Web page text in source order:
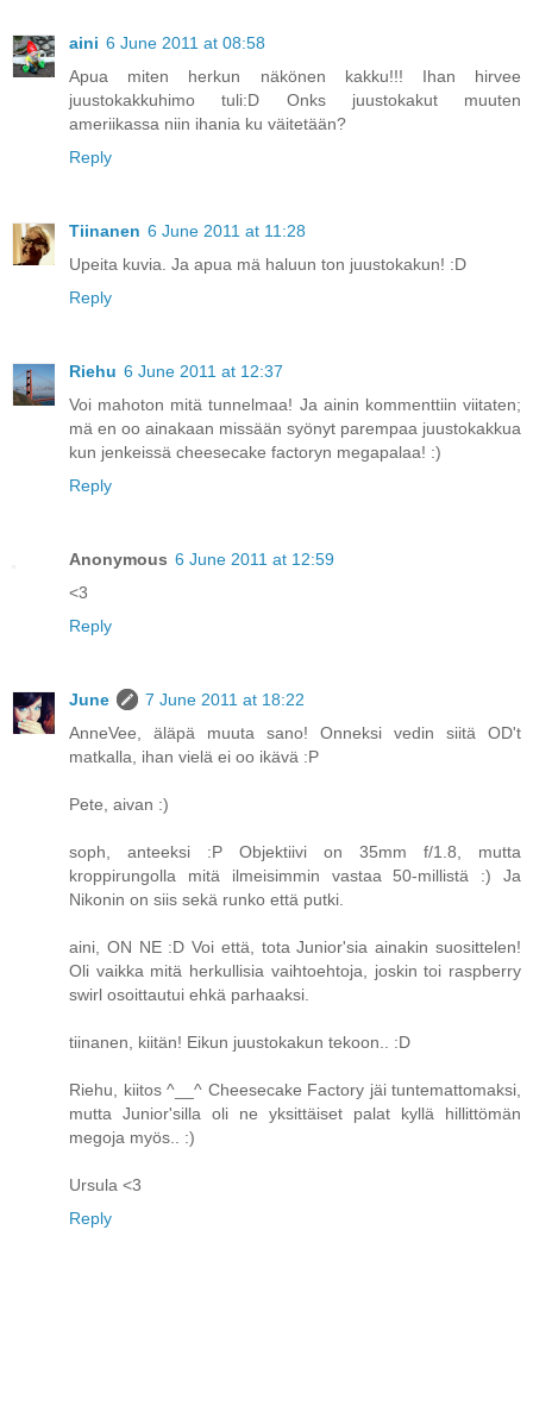
aini 6 June 2011 at 08:58
Apua miten herkun näkönen kakku!!! Ihan hirvee
juustokakkuhimo tuli:D Onks juustokakut muuten
ameriikassa niin ihania ku väitetään?
Reply
Tiinanen 6 June 2011 at 11:28
Upeita kuvia. Ja apua mä haluun ton juustokakun! :D
Reply
Riehu 6 June 2011 at 12:37
Voi mahoton mitä tunnelmaa! Ja ainin kommenttiin viitaten;
mä en oo ainakaan missään syönyt parempaa juustokakkua
kun jenkeissä cheesecake factoryn megapalaa! :)
Reply
Anonymous 6 June 2011 at 12:59
<3
Reply
June
7 June 2011 at 18:22
AnneVee, äläpä muuta sano! Onneksi vedin siitä OD't
matkalla, ihan vielä ei oo ikävä :P
Pete, aivan :)
soph, anteeksi :P Objektiivi on 35mm f/1.8, mutta
kroppirungolla mitä ilmeisimmin vastaa 50-millistä :) Ja
Nikonin on siis sekä runko että putki.
aini, ON NE :D Voi että, tota Junior'sia ainakin suosittelen!
Oli vaikka mitä herkullisia vaihtoehtoja, joskin toi raspberry
swirl osoittautui ehkä parhaaksi.
tiinanen, kiitän! Eikun juustokakun tekoon.. :D
Riehu, kiitos ^__^ Cheesecake Factory jäi tuntemattomaksi,
mutta Junior'silla oli ne yksittäiset palat kyllä hillittömän
megoja myös.. :)
Ursula <3
Reply